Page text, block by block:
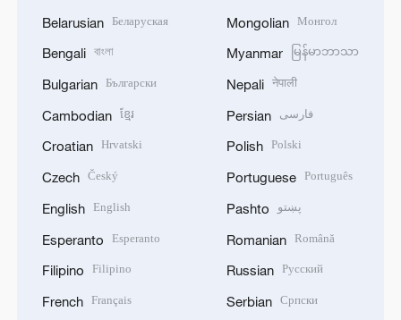
Belarusian Беларуская
Bengali বাংলা
Bulgarian Български
Cambodian ខ្មែរ
Croatian Hrvatski
Czech Český
English English
Esperanto Esperanto
Filipino Filipino
French Français
Mongolian Монгол
Myanmar မြန်မာဘာသာ
Nepali नेपाली
Persian فارسی
Polish Polski
Portuguese Português
Pashto پښتو
Romanian Română
Russian Русский
Serbian Српски